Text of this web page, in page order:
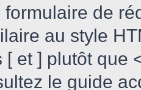
de
au style
[ et ] plutôt que
le guide